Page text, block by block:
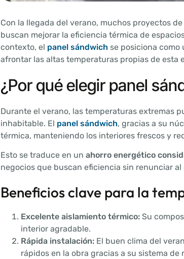
Con la llegada del verano, muchos proyectos
buscan mejorar la eficiencia térmica de
contexto, el panel sándwich se posiciona como
afrontar las altas temperaturas propias de esta
¿Por qué elegir panel
Durante el verano, las temperaturas extremas
inhabitable. El panel sándwich, gracias a su
térmica, manteniendo los interiores frescos y
Esto se traduce en un ahorro energético
negocios que buscan eficiencia sin renunciar al
Beneficios clave para la
Excelente aislamiento térmico: Su
interior agradable.
Rápida instalación: El buen clima del
rápidos en la obra gracias a su sistema de